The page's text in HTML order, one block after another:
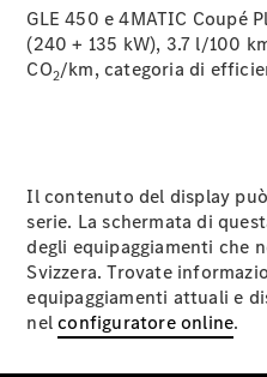
GLE 450 e 4MATIC Coupé
(240 + 135 kW), 3.7 l/100
CO2/km, categoria di
Il contenuto del display
serie. La schermata di
degli equipaggiamenti che
Svizzera. Trovate
equipaggiamenti attuali e
nelconfiguratore online.